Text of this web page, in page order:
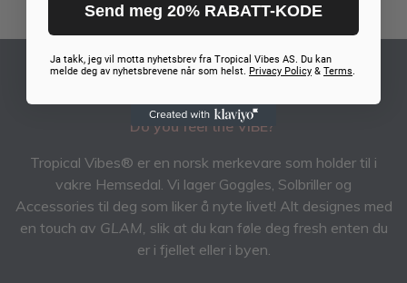
Do you feel the VIBE?
Tropical Vibes® er en norsk merkevare som holder til i
vakre Hemsedal. Vi lager Goggles, Solbriller og
Accessories til deg som liker å nyte livet! Alt designes med
en touch av GLAM, slik at du kan føle deg fresh enten du
er i fjellet eller i byen.
Send meg 20% RABATT-KODE
Ja takk, jeg vil motta nyhetsbrev fra Tropical Vibes AS. Du kan
melde deg av nyhetsbrevene når som helst. Privacy Policy & Terms